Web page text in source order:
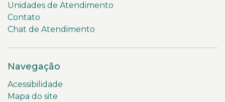
Unidades de Atendimento
Contato
Chat de Atendimento
Navegação
Acessibilidade
Mapa do site